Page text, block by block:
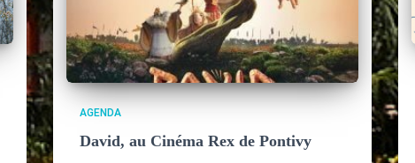
AGENDA
David, au Cinéma Rex de Pontivy